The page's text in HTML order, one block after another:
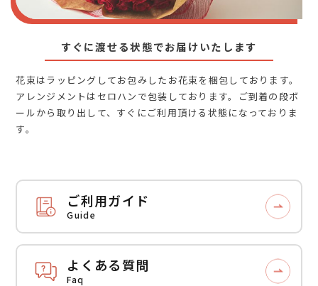
すぐに渡せる状態でお届けいたします
花束はラッピングしてお包みしたお花束を梱包しております。
アレンジメントはセロハンで包装しております。ご到着の段ボ
ールから取り出して、すぐにご利用頂ける状態になっておりま
す。
ご利用ガイド
Guide
よくある質問
Faq